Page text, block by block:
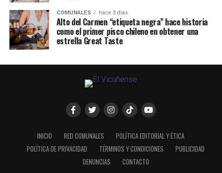
COMUNALES hace 3 días
Alto del Carmen “etiqueta negra” hace historia
como el primer pisco chileno en obtener una
estrella Great Taste
INICIO RED COMUNALES
POLÍTICA EDITORIAL Y ÉTICA
POLÍTICA DE PRIVACIDAD
TÉRMINOS Y CONDICIONES
PUBLICIDAD
DENUNCIAS
CONTACTO